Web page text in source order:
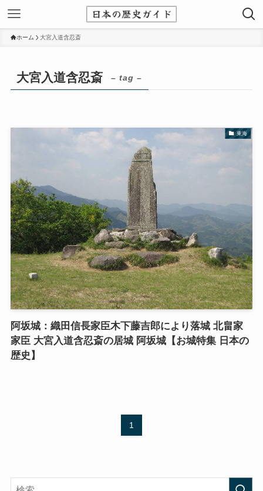
ホーム 大宮入道含忍斎
大宮入道含忍斎 – tag –
東海
阿坂城：織田信長家臣木下藤吉郎により落城 北畠家
家臣 大宮入道含忍斎の居城 阿坂城【お城特集 日本の
歴史】
1